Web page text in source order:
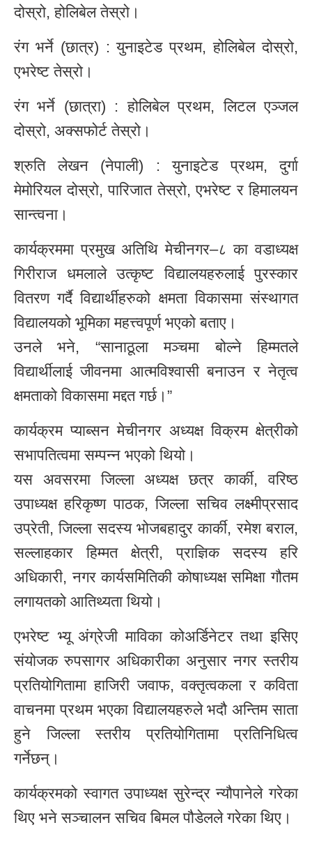
दोस्रो, होलिबेल तेस्रो।
रंग भर्ने (छात्र) : युनाइटेड प्रथम, होलिबेल दोस्रो,
एभरेष्ट तेस्रो।
रंग भर्ने (छात्रा) : होलिबेल प्रथम, लिटल एञ्जल
दोस्रो, अक्सफोर्ट तेस्रो।
श्रुति लेखन (नेपाली) : युनाइटेड प्रथम, दुर्गा
मेमोरियल दोस्रो, पारिजात तेस्रो, एभरेष्ट र हिमालयन
सान्त्वना।
कार्यक्रममा प्रमुख अतिथि मेचीनगर–८ का वडाध्यक्ष
गिरीराज धमलाले उत्कृष्ट विद्यालयहरुलाई पुरस्कार
वितरण गर्दै विद्यार्थीहरुको क्षमता विकासमा संस्थागत
विद्यालयको भूमिका महत्त्वपूर्ण भएको बताए।
उनले भने, “सानाठूला मञ्चमा बोल्ने हिम्मतले
विद्यार्थीलाई जीवनमा आत्मविश्वासी बनाउन र नेतृत्व
क्षमताको विकासमा मद्दत गर्छ।”
कार्यक्रम प्याब्सन मेचीनगर अध्यक्ष विक्रम क्षेत्रीको
सभापतित्वमा सम्पन्न भएको थियो।
यस अवसरमा जिल्ला अध्यक्ष छत्र कार्की, वरिष्ठ
उपाध्यक्ष हरिकृष्ण पाठक, जिल्ला सचिव लक्ष्मीप्रसाद
उप्रेती, जिल्ला सदस्य भोजबहादुर कार्की, रमेश बराल,
सल्लाहकार हिम्मत क्षेत्री, प्राज्ञिक सदस्य हरि
अधिकारी, नगर कार्यसमितिकी कोषाध्यक्ष समिक्षा गौतम
लगायतको आतिथ्यता थियो।
एभरेष्ट भ्यू अंग्रेजी माविका कोअर्डिनेटर तथा इसिए
संयोजक रुपसागर अधिकारीका अनुसार नगर स्तरीय
प्रतियोगितामा हाजिरी जवाफ, वक्तृत्वकला र कविता
वाचनमा प्रथम भएका विद्यालयहरुले भदौ अन्तिम साता
हुने जिल्ला स्तरीय प्रतियोगितामा प्रतिनिधित्व
गर्नेछन्।
कार्यक्रमको स्वागत उपाध्यक्ष सुरेन्द्र न्यौपानेले गरेका
थिए भने सञ्चालन सचिव बिमल पौडेलले गरेका थिए।